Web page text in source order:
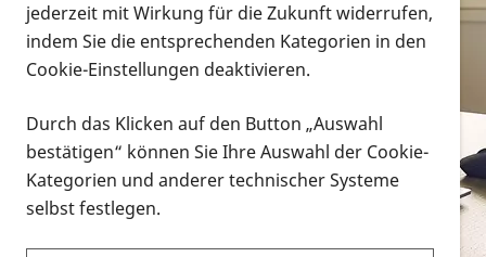
Infomaterial
Infomaterial
Vorlesen
Alle Infomaterialien in verschiedenen
Formaten an einem Ort
Sie möchten wissen, wie Sie nach Infonmaterial
jederzeit mit Wirkung für die Zukunft widerrufen,
indem Sie die entsprechenden Kategorien in den
Cookie-Einstellungen deaktivieren.
Durch das Klicken auf den Button „Auswahl
bestätigen“ können Sie Ihre Auswahl der Cookie-
Kategorien und anderer technischer Systeme
selbst festlegen.